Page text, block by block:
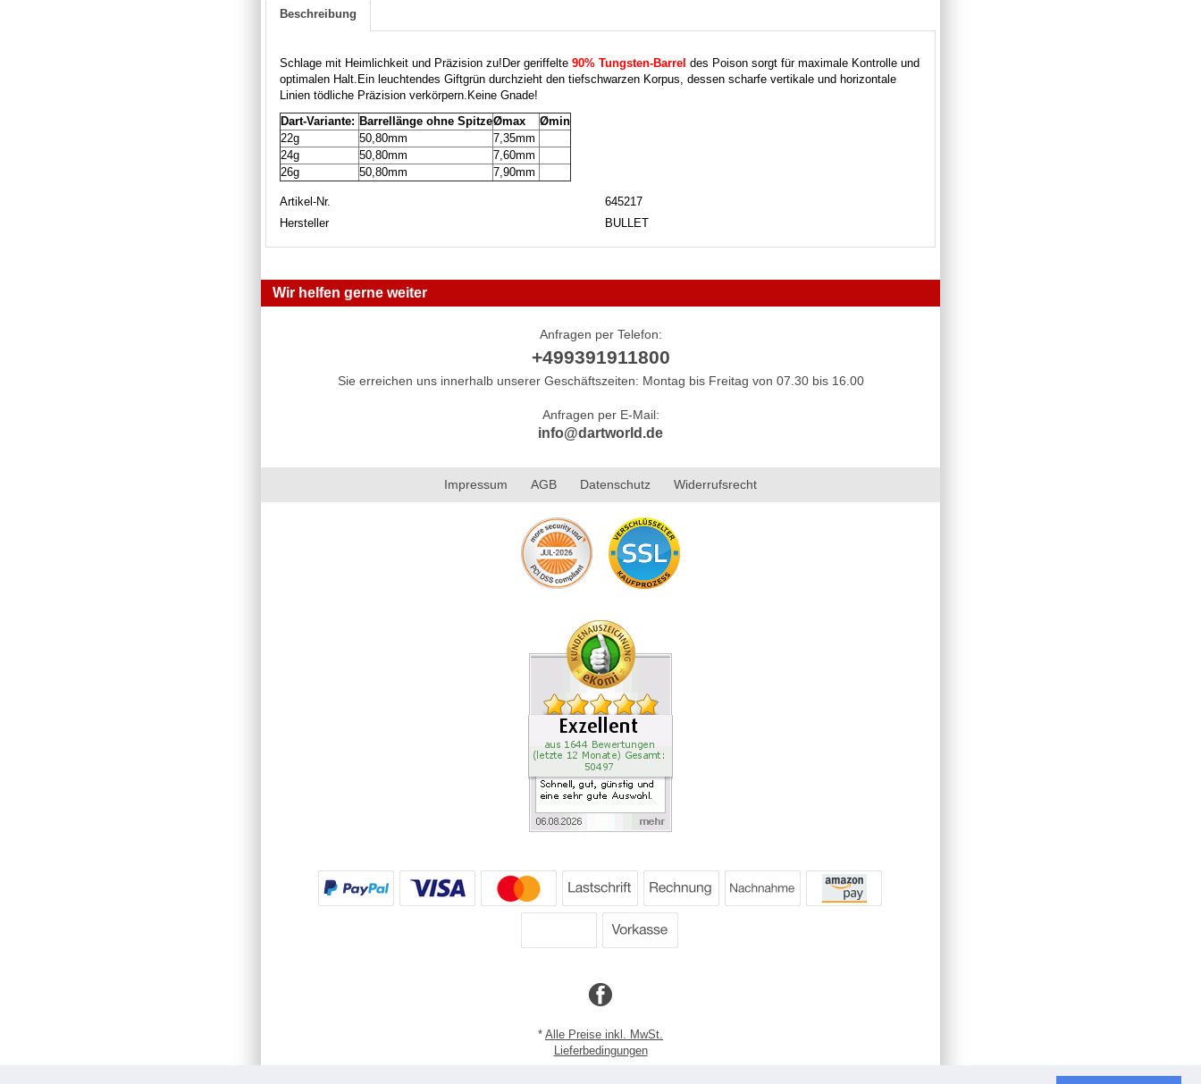
Beschreibung
Schlage mit Heimlichkeit und Präzision zu!Der geriffelte 90% Tungsten-Barrel des Poison sorgt für maximale Kontrolle und
optimalen Halt. Ein leuchtendes Giftgrün durchzieht den tiefschwarzen Korpus, dessen scharfe vertikale und horizontale
Linien tödliche Präzision verkörpern. Keine Gnade!
Dart-Variante: Barrellänge ohne SpitzeØmax
Ømin
22g
50,80mm
7,35mm
24g
50,80mm
7,60mm
26g
50,80mm 7,90mm
Artikel-Nr.
645217
Hersteller
BULLET
Wir helfen gerne weiter
Anfragen per Telefon:
+499391911800
Sie erreichen uns innerhalb unserer Geschäftszeiten: Montag bis Freitag von 07.30 bis 16.00
Anfragen per E-Mail:
info@dartworld.de
Impressum AGB Datenschutz Widerrufsrecht
* Alle Preise inkl. MwSt.
Lieferbedingungen